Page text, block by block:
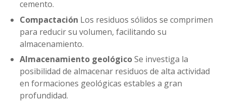
cemento.
Compactación Los residuos sólidos se comprimen
para reducir su volumen, facilitando su
almacenamiento.
Almacenamiento geológicoSe investiga la
posibilidad de almacenar residuos de alta actividad
en formaciones geológicas estables a gran
profundidad.